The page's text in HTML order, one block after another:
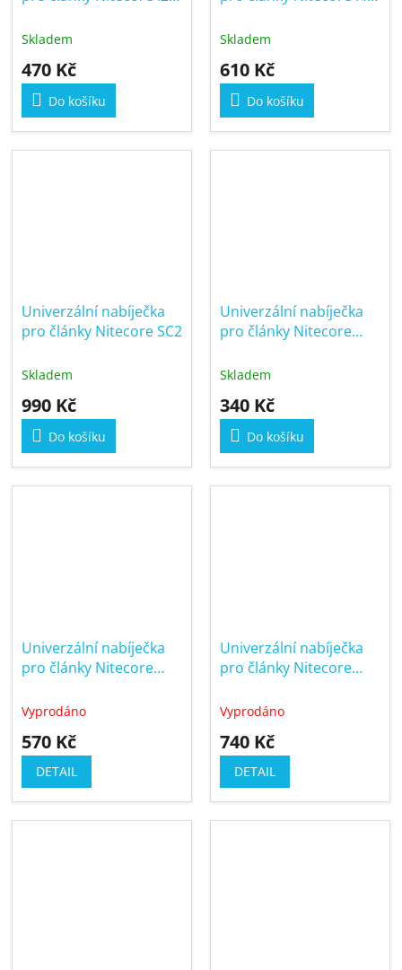
Skladem
470 Kč
Do košíku
Skladem
610 Kč
Do košíku
Univerzální nabíječka
pro články Nitecore SC2
Skladem
990 Kč
Do košíku
Univerzální nabíječka
pro články Nitecore
Skladem
340 Kč
Do košíku
Univerzální nabíječka
pro články Nitecore
Vyprodáno
570 Kč
DETAIL
Univerzální nabíječka
pro články Nitecore
Vyprodáno
740 Kč
DETAIL